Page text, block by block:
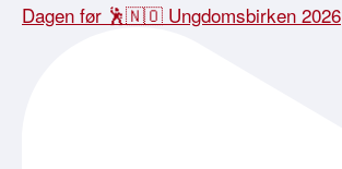
Dagen før 🕺🇳🇴 Ungdomsbirken 2026